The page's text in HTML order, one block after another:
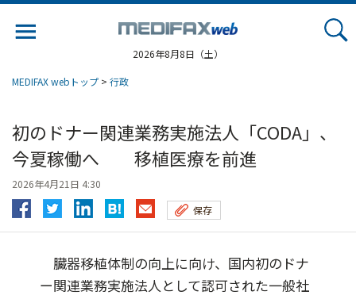
2026年8月8日（土）
MEDIFAX webトップ > 行政
初のドナー関連業務実施法人「CODA」、
今夏稼働へ 移植医療を前進
2026年4月21日 4:30
保存
臓器移植体制の向上に向け、国内初のドナ
ー関連業務実施法人として認可された一般社